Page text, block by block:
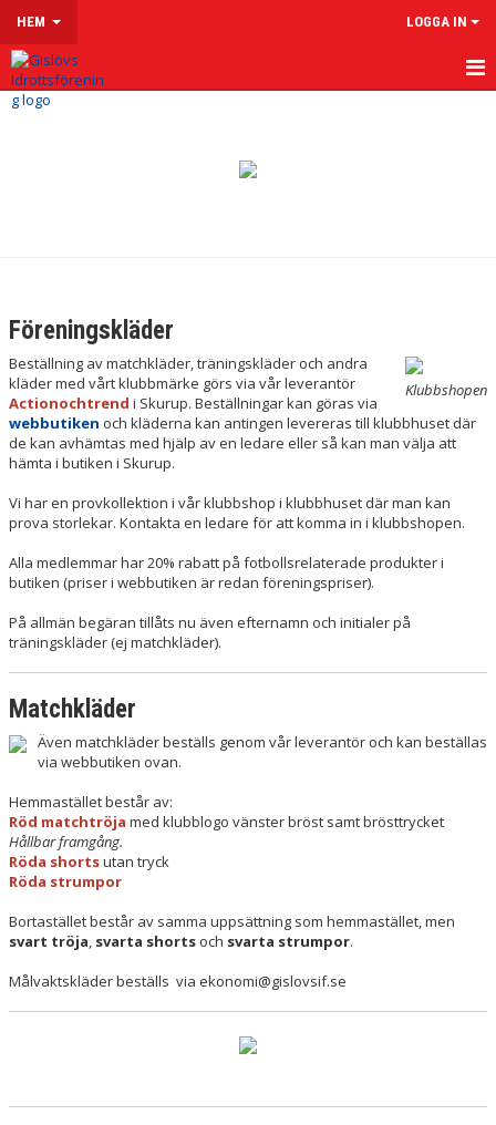
HEM LOGGA IN
HEM
KALENDER
KLUBBSHOP
MENTAL HÄLSA
LÄNKAR
Föreningskläder
Klubbshopen
Beställning av matchkläder, träningskläder och andra
kläder med vårt klubbmärke görs via vår leverantör
Actionochtrend i Skurup. Beställningar kan göras via
webbutiken och kläderna kan antingen levereras till klubbhuset där
de kan avhämtas med hjälp av en ledare eller så kan man välja att
hämta i butiken i Skurup.
Vi har en provkollektion i vår klubbshop i klubbhuset där man kan
prova storlekar. Kontakta en ledare för att komma in i klubbshopen.
Alla medlemmar har 20% rabatt på fotbollsrelaterade produkter i
butiken (priser i webbutiken är redan föreningspriser).
På allmän begäran tillåts nu även efternamn och initialer på
träningskläder (ej matchkläder).
Matchkläder
Även matchkläder beställs genom vår leverantör och kan beställas
via webbutiken ovan.
Hemmastället består av:
Röd matchtröja med klubblogo vänster bröst samt brösttrycket
Hållbar framgång.
Röda shortsutan tryck
Röda strumpor
Bortastället består av samma uppsättning som hemmastället, men
svart tröja, svarta shorts och svarta strumpor.
Målvaktskläder beställs via ekonomi@gislovsif.se